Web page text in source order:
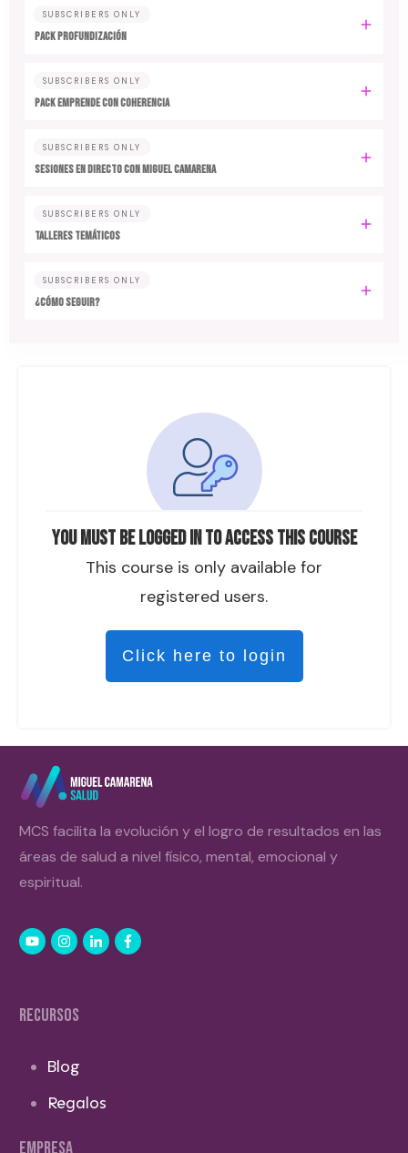
You must be logged in to access this course
This course is only available for
registered users.
Click here to login
SUBSCRIBERS ONLY
PACK PROFUNDIZACIÓN
SUBSCRIBERS ONLY
PACK EMPRENDE CON COHERENCIA
SUBSCRIBERS ONLY
SESIONES EN DIRECTO CON MIGUEL CAMARENA
SUBSCRIBERS ONLY
TALLERES TEMÁTICOS
SUBSCRIBERS ONLY
¿CÓMO SEGUIR?
MCS facilita la evolución y el logro de resultados en las
áreas de salud a nivel físico, mental, emocional y
espiritual.
RECURSOS
Blog
Regalos